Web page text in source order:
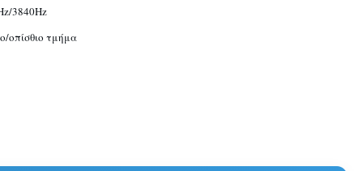
3840Hz
οπίσθιο τμήμα